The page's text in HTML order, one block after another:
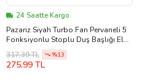
24 Saatte Kargo
Pazariz Siyah Turbo Fan Pervaneli 5
Fonksiyonlu Stoplu Duş Başlığı El
317,39 TL %13
275,99 TL